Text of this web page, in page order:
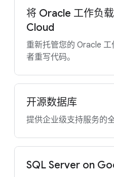
将 Oracle 工作负
Cloud
重新托管您的 Oracle
者重写代码。
开源数据库
提供企业级支持服务的
SQL Server on